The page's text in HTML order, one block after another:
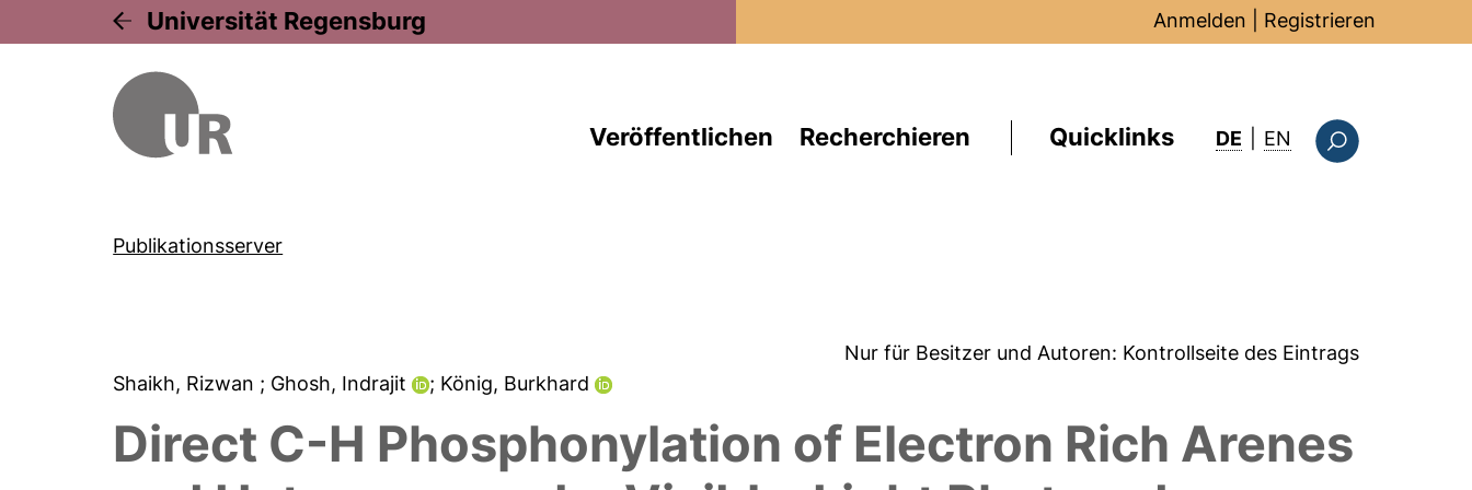
Universität Regensburg Anmelden Registrieren
Veröffentlichen Recherchieren Quicklinks DE EN : this page in
Publikationsserver
Nur für Besitzer und Autoren: Kontrollseite des Eintrags
Shaikh, Rizwan ; Ghosh, Indrajit ; König, Burkhard
Direct C-H Phosphonylation of Electron Rich Arenes